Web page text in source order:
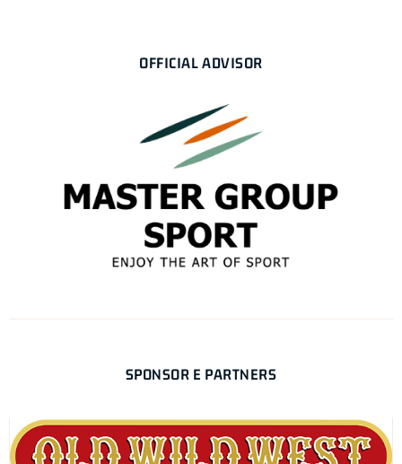
OFFICIAL ADVISOR
SPONSOR E PARTNERS